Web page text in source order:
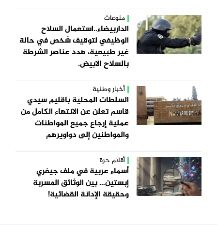
منوعات
الداربيضاء..استعمال السلاح
الوظيفي لتوقيف شخص في حالة
غير طبيعية، هدد عناصر الشرطة
بالسلاح الابيض.
أخبار وطنية
السلطات المحلية باقليم سيدي
قاسم تعلن عن الانتهاء الكامل من
عملية إرجاع جميع المواطنات
والمواطنين إلى دواويرهم
أقلام حرة
أسماء عربية في ملف جيفري
إبستين… بين الوثائق المسربة
وحقيقة الإدانة القضائية!